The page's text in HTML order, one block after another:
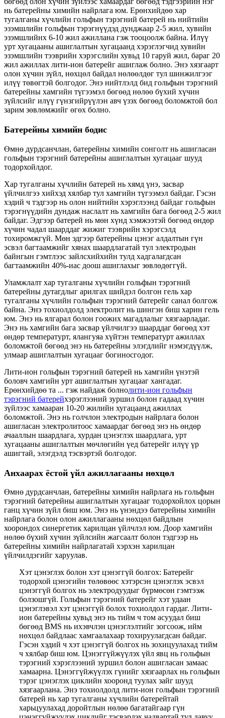
нь батерейны химийн найрлага юм. Ерөнхийдөө хар
тугалганы хүчлийн гольфын тэрэгний батерей нь нийтийн
эзэмшлийн гольфын тэрэгнүүдэд дунджаар 2-5 жил, хувийн
эзэмшлийнх 6-10 жил ажиллана гэж тооцоолж байна. Илүү
урт хугацааны ашиглалтын хугацаанд хэрэглэгчид хувийн
эзэмшлийн тээврийн хэрэгслийн хувьд 10 гаруй жил, бараг 20
жил ажиллах лити-ион батерейг ашиглаж болно. Энэ хязгаарт
олон хүчин зүйл, нөхцөл байдал нөлөөлдөг тул шинжилгээг
илүү төвөгтэй болгодог. Энэ нийтлэлд бид гольфын тэрэгний
батерейны хамгийн түгээмэл бөгөөд нөлөө бүхий хүчин
зүйлсийг илүү гүнзгийрүүлэн авч үзэх бөгөөд боломжтой бол
зарим зөвлөмжийг өгөх болно.
Батерейны химийн бодис
Өмнө дурдсанчлан, батерейны химийн сонголт нь ашигласан
гольфын тэрэгний батерейны ашиглалтын хугацааг шууд
тодорхойлдог.
Хар тугалганы хүчлийн батерей нь хямд үнэ, засвар
үйлчилгээ хийхэд хялбар тул хамгийн түгээмэл байдаг. Гэсэн
хэдий ч тэдгээр нь олон нийтийн хэрэглээнд байдаг гольфын
тэрэгнүүдийн дундаж наслалт нь хамгийн бага бөгөөд 2-5 жил
байдаг. Эдгээр батерей нь мөн хүнд хэмжээтэй бөгөөд өндөр
хүчин чадал шаарддаг жижиг тээврийн хэрэгсэлд
тохиромжгүй. Мөн эдгээр батерейны цэнэг алдалтын гүн
эсвэл багтаамжийг хянах шаардлагатай тул электродын
байнгын гэмтлээс зайлсхийхийн тулд хадгалагдсан
багтаамжийн 40%-иас доош ашиглахыг зөвлөдөггүй.
Уламжлалт хар тугалганы хүчлийн гольфын тэрэгний
батерейны дутагдлыг арилгах шийдэл болгон гель хар
тугалганы хүчлийн гольфын тэрэгний батерейг санал болгож
байна. Энэ тохиолдолд электролит нь шингэн биш харин гель
юм. Энэ нь ялгарал болон гоожих магадлалыг хязгаарладаг.
Энэ нь хамгийн бага засвар үйлчилгээ шаарддаг бөгөөд хэт
өндөр температурт, ялангуяа хүйтэн температурт ажиллах
боломжтой бөгөөд энэ нь батерейны элэгдлийг нэмэгдүүлж,
улмаар ашиглалтын хугацааг богиносгодог.
Лити-ион гольфын тэрэгний батерей нь хамгийн үнэтэй
боловч хамгийн урт ашиглалтын хугацааг хангадаг.
Ерөнхийдөө та ... гэж найдаж болнолити-ион гольфын
тэрэгний батерейхэрэглээний зуршил болон гадаад хүчин
зүйлээс хамааран 10-20 жилийн хугацаанд ажиллах
боломжтой. Энэ нь голчлон электродын найрлага болон
ашигласан электролитоос хамаардаг бөгөөд энэ нь өндөр
ачааллын шаардлага, хурдан цэнэглэх шаардлага, урт
хугацааны ашиглалтын мөчлөгийн үед батерейг илүү үр
ашигтай, элэгдэлд тэсвэртэй болгодог.
Анхаарах ёстой үйл ажиллагааны нөхцөл
Өмнө дурдсанчлан, батерейны химийн найрлага нь гольфын
тэрэгний батерейны ашиглалтын хугацааг тодорхойлох цорын
ганц хүчин зүйл биш юм. Энэ нь үнэндээ батерейны химийн
найрлага болон олон ажиллагааны нөхцөл байдлын
хоорондох синергетик харилцан үйлчлэл юм. Доор хамгийн
нөлөө бүхий хүчин зүйлсийн жагсаалт болон тэдгээр нь
батерейны химийн найрлагатай хэрхэн харилцан
үйлчилдэгийг харуулав.
Хэт цэнэглэх болон хэт цэнэггүй болгох: Батерейг
тодорхой цэнэгийн төлөвөөс хэтэрсэн цэнэглэх эсвэл
цэнэггүй болгох нь электродуудыг бүрмөсөн гэмтээж
болзошгүй. Гольфын тэрэгний батерейг хэт удаан
цэнэглэвэл хэт цэнэггүй болох тохиолдол гардаг. Лити-
ион батерейны хувьд энэ нь тийм ч том асуудал биш
бөгөөд BMS нь ихэвчлэн цэнэглэлтийг зогсоож, ийм
нөхцөл байдлаас хамгаалахаар тохируулагдсан байдаг.
Гэсэн хэдий ч хэт цэнэггүй болгох нь зохицуулахад тийм
ч хялбар биш юм. Цэнэггүйжүүлэх үйл явц нь гольфын
тэрэгний хэрэглээний зуршил болон ашигласан замаас
хамаарна. Цэнэггүйжүүлэх гүнийг хязгаарлах нь гольфын
тэрэг цэнэглэх циклийн хооронд туулах зайг шууд
хязгаарлана. Энэ тохиолдолд лити-ион гольфын тэрэгний
батерей нь хар тугалганы хүчлийн батерейтай
харьцуулахад доройтлын нөлөө багатайгаар гүн